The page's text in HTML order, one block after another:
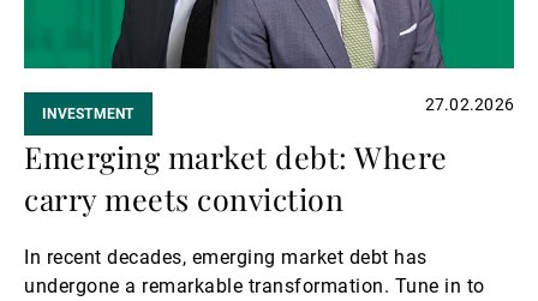
INVESTMENT 27.02.2026
Emerging market debt: Where
carry meets conviction
In recent decades, emerging market debt has
undergone a remarkable transformation. Tune in to